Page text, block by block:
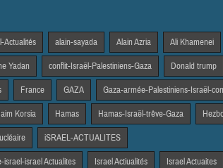
Actualités alain-sayada Alain Azria Ali Khamenei
Yadan conflit-Israël-Palestiniens-Gaza Donald trump
France GAZA Gaza-armée-Palestiniens-Israël-
Korsia Hamas Hamas-Israël-trêve-Gaza
iSRAEL-ACTUALITES
israel Actualites Israel Actiualités Israel Actuaites